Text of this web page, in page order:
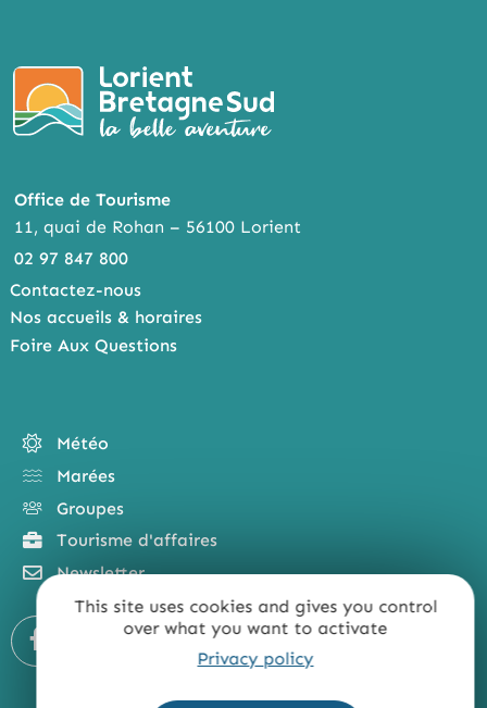
This site uses cookies and gives you control
over what you want to activate
Privacy policy
Office de Tourisme
11, quai de Rohan – 56100 Lorient
02 97 847 800
Contactez-nous
Nos accueils & horaires
Foire Aux Questions
Météo
Marées
Groupes
Tourisme d'affaires
Newsletter